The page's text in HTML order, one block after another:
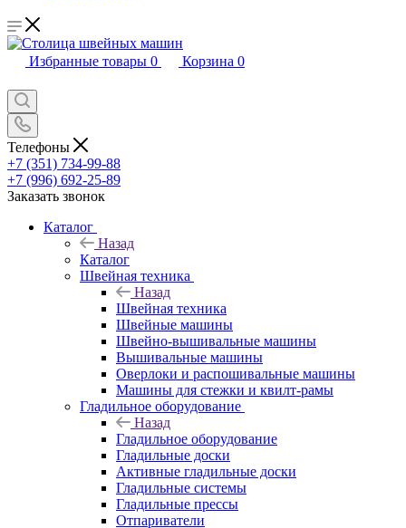
Избранные товары 0 Корзина 0
Телефоны
+7 (351) 734-99-88
+7 (996) 692-25-89
Заказать звонок
Каталог
Назад
Каталог
Швейная техника
Назад
Швейная техника
Швейные машины
Швейно-вышивальные машины
Вышивальные машины
Оверлоки и распошивальные машины
Машины для стежки и квилт-рамы
Гладильное оборудование
Назад
Гладильное оборудование
Гладильные доски
Активные гладильные доски
Гладильные системы
Гладильные прессы
Отпариватели